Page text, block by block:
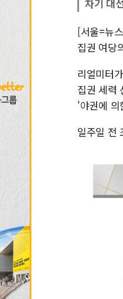
차기 대
[서울=뉴
집권 여당
리얼미터
집권 세력
'야권에
일주일 전